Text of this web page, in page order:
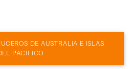
DE AUSTRALIA E ISLAS
PACÍFICO